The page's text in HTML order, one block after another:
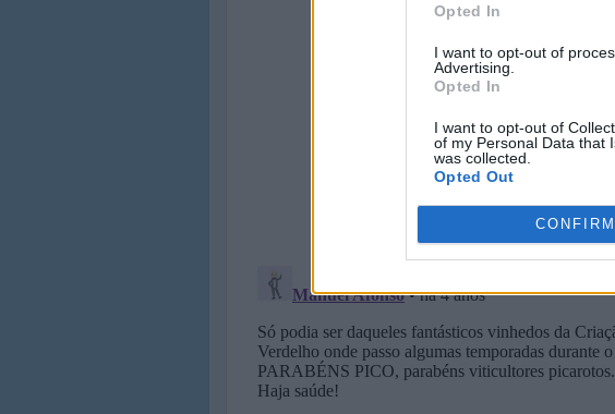
Opted In
I want to opt-out of
Advertising.
Opted In
I want to opt-out of
of my Personal Data that
was collected.
Opted Out
CONFIRM